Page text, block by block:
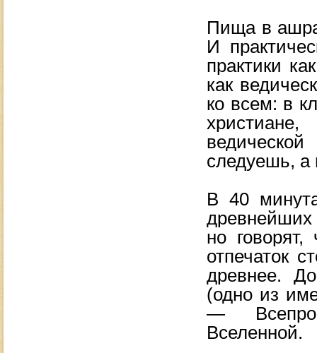
Пища в
И
практики
как
ко всем: в
следуешь, а
В 40
но
отпечаток
древнее.
(одно из
—
Вселенной.